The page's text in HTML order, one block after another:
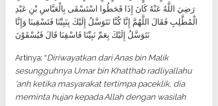
رَضِيَ اللَّهُ عَنْهُ كَانَ إِذَا قَحَطُوا اسْتَسْقَى بِالْعَبَّاسِ بْنِ عَبْدِ
الْمُطَّلِبِ فَقَالَ اللَّهُمَّ إِنَّا كُنَّا نَتَوَسَّلُ إِلَيْكَ بِنَبِيِّنَا فَتَسْقِينَا وَإِنَّا
نَتَوَسَّلُ إِلَيْكَ بِعَمِّ نَبِيِّنَا فَاسْقِنَا قَالَ فَيُسْقَوْنَ
Artinya: “Diriwayatkan dari Anas bin Malik
sesungguhnya Umar bin Khatthab radliyallahu
‘anh ketika masyarakat tertimpa paceklik, dia
meminta hujan kepada Allah dengan wasilah